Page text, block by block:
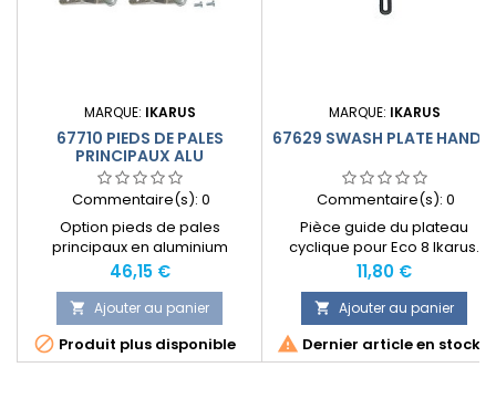
MARQUE: IKARUS
67710 PIEDS DE PALES
PRINCIPAUX ALU
Commentaire(s): 0
Option pieds de pales
principaux en aluminium
anodisé.
Prix
46,15 €
 Ajouter au panier
 Produit plus disponible
MARQUE: IKARUS
67629 SWASH PLATE HANDLE
Commentaire(s): 0
Pièce guide du plateau
cyclique pour Eco 8 Ikarus.
Prix
11,80 €
 Ajouter au panier
 Dernier article en stock